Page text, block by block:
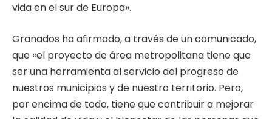
vida en el sur de Europa».
Granados ha afirmado, a través de un comunicado,
que «el proyecto de área metropolitana tiene que
ser una herramienta al servicio del progreso de
nuestros municipios y de nuestro territorio. Pero,
por encima de todo, tiene que contribuir a mejorar